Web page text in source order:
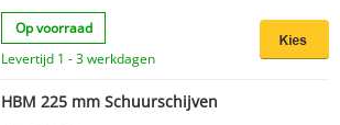
Op voorraad
Levertijd 1 - 3 werkdagen
HBM 225 mm Schuurschijven